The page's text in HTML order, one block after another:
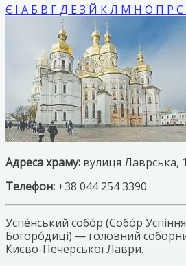
Є І А Б В ГД Е З Й КЛ М Н О П Р С
Адреса храму: вулиця Лаврська,
Телефон: +38 044 254 3390
Успе́нський собо́р (Собо́р
Богоро́диці) — головний
Києво-Печерської Лаври.